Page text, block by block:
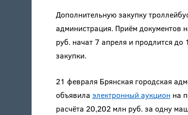
Дополнительную закупку
администрация. Приём документов
руб. начат 7 апреля и продлится до
закупки.
21 февраля Брянская городская
объявила электронный аукцион на
расчёта 20,202 млн руб. за одну